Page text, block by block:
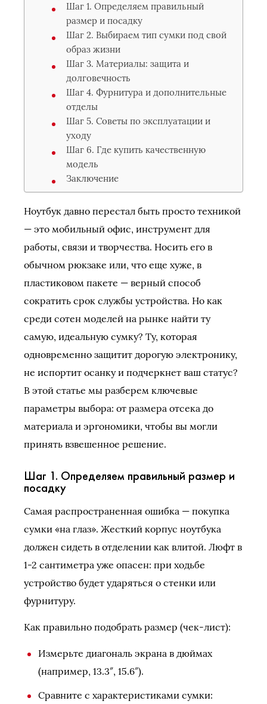
Шаг 1. Определяем правильный
размер и посадку
Шаг 2. Выбираем тип сумки под свой
образ жизни
Шаг 3. Материалы: защита и
долговечность
Шаг 4. Фурнитура и дополнительные
отделы
Шаг 5. Советы по эксплуатации и
уходу
Шаг 6. Где купить качественную
модель
Заключение
Ноутбук давно перестал быть просто техникой
— это мобильный офис, инструмент для
работы, связи и творчества. Носить его в
обычном рюкзаке или, что еще хуже, в
пластиковом пакете — верный способ
сократить срок службы устройства. Но как
среди сотен моделей на рынке найти ту
самую, идеальную сумку? Ту, которая
одновременно защитит дорогую электронику,
не испортит осанку и подчеркнет ваш статус?
В этой статье мы разберем ключевые
параметры выбора: от размера отсека до
материала и эргономики, чтобы вы могли
принять взвешенное решение.
Шаг 1. Определяем правильный размер и
посадку
Самая распространенная ошибка — покупка
сумки «на глаз». Жесткий корпус ноутбука
должен сидеть в отделении как влитой. Люфт в
1-2 сантиметра уже опасен: при ходьбе
устройство будет ударяться о стенки или
фурнитуру.
Как правильно подобрать размер (чек-лист):
Измерьте диагональ экрана в дюймах
(например, 13.3″, 15.6″).
Сравните с характеристиками сумки: